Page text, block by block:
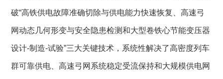
破“高铁供电故障准确切除与供电能力快速恢复、高速弓
网动态几何形变与安全隐患检测和大型卷铁心节能变压器
设计-制造-试验”三大关键技术，系统性解决了高密度列车
群可靠供电、高速弓网系统稳定受流保持和大规模供电网